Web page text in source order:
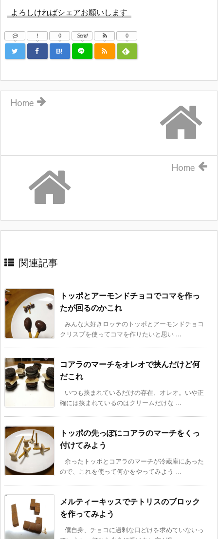
よろしければシェアお願いします
!
B!
0 Send 0
Home
Home
関連記事
トッポとアーモンドチョコでコマを作っ
たが回るのかこれ
みんな大好きロッテのトッポとアーモンドチョコ
クリスプを使ってコマを作りたいと思い ...
コアラのマーチをオレオで挟んだけど何
だこれ
いつも挟まれているだけの存在、オレオ。いや正
確には挟まれているのはクリームだけな ...
トッポの先っぽにコアラのマーチをくっ
付けてみよう
余ったトッポとコアラのマーチが冷蔵庫にあった
ので、これを使って何かをやってみよう ...
メルティーキッスでテトリスのブロック
を作ってみよう
僕自身、チョコに過剰な口どけを求めていないっ